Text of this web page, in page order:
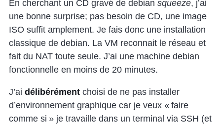
En cherchant un CD gravé de debian squeeze, j’ai
une bonne surprise; pas besoin de CD, une image
ISO suffit amplement. Je fais donc une installation
classique de debian. La VM reconnait le réseau et
fait du NAT toute seule. J’ai une machine debian
fonctionnelle en moins de 20 minutes.
J’ai délibérément choisi de ne pas installer
d’environnement graphique car je veux « faire
comme si » je travaille dans un terminal via SSH (et